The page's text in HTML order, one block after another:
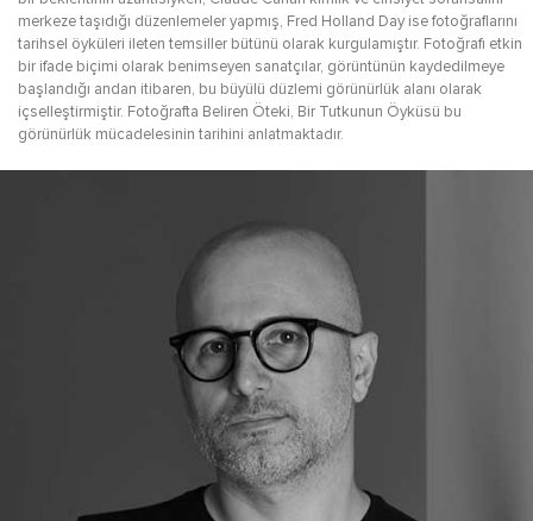
merkeze taşıdığı düzenlemeler yapmış, Fred Holland Day ise fotoğraflarını
tarihsel öyküleri ileten temsiller bütünü olarak kurgulamıştır. Fotoğrafı etkin
bir ifade biçimi olarak benimseyen sanatçılar, görüntünün kaydedilmeye
başlandığı andan itibaren, bu büyülü düzlemi görünürlük alanı olarak
içselleştirmiştir. Fotoğrafta Beliren Öteki, Bir Tutkunun Öyküsü bu
görünürlük mücadelesinin tarihini anlatmaktadır.